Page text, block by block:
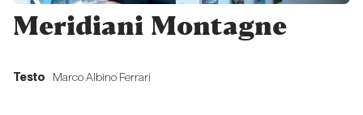
Editoriale
Meridiani Montagne
Testo Marco Albino Ferrari